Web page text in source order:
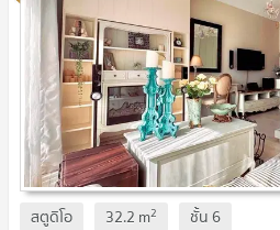
สตูดิโอ 32.2 m2 ชั้น 6